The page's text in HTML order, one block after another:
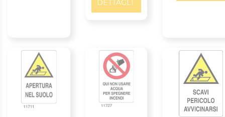
DETTAGLI